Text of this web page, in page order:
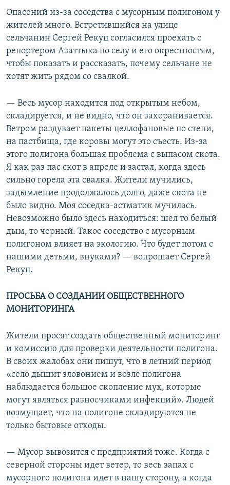
Опасений из-за соседства с мусорным полигоном у
жителей много. Встретившийся на улице
сельчанин Сергей Рекуц согласился проехать с
репортером Азаттыка по селу и его окрестностям,
чтобы показать и рассказать, почему сельчане не
хотят жить рядом со свалкой.
— Весь мусор находится под открытым небом,
складируется, и не видно, что он захоранивается.
Ветром раздувает пакеты целлофановые по степи,
на пастбища, где коровы могут это съесть. Из-за
этого полигона большая проблема с выпасом скота.
Я как раз пас скот в апреле и застал, когда здесь
сильно горела эта свалка. Жители мучились,
задымление продолжалось долго, даже скота не
было видно. Моя соседка-астматик мучилась.
Невозможно было здесь находиться: шел то белый
дым, то черный. Такое соседство с мусорным
полигоном влияет на экологию. Что будет потом с
нашими детьми, внуками? — вопрошает Сергей
Рекуц.
ПРОСЬБА О СОЗДАНИИ ОБЩЕСТВЕННОГО
МОНИТОРИНГА
Жители просят создать общественный мониторинг
и комиссию для проверки деятельности полигона.
В своих жалобах они пишут, что в летний период
«село дышит зловонием и возле полигона
наблюдается большое скопление мух, которые
могут являться разносчиками инфекций». Людей
возмущает, что на полигоне складируются не
только бытовые отходы.
— Мусор вывозится с предприятий тоже. Когда с
северной стороны идет ветер, то весь запах с
мусорного полигона идет в нашу сторону, а когда